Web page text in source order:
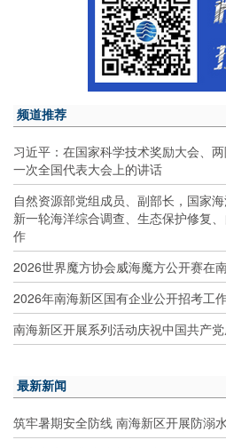
频道推荐
习近平：在国家科学技术奖励大会、
一次全国代表大会上的讲话
自然资源部党组成员、副部长，国家
新一轮海洋综合调查、生态保护修复
作
2026世界魔方协会威海魔方公开赛在
2026年南海新区国有企业公开招考工
南海新区开展系列活动庆祝中国共产
最新新闻
筑牢暑期安全防线 南海新区开展防溺